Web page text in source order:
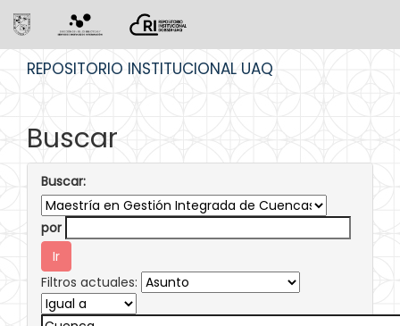
REPOSITORIO INSTITUCIONAL UAQ
Buscar
Buscar:
por
Filtros actuales: